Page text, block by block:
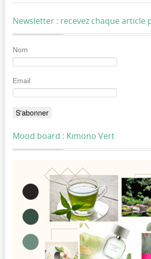
Newsletter : recevez chaque article
Nom
Email
Mood board : Kimono Vert